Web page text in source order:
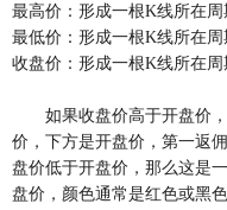
最高价：形成一根K线所在周
最低价：形成一根K线所在周
收盘价：形成一根K线所在周
如果收盘价高于开盘价，
价，下方是开盘价，第一返
盘价低于开盘价，那么这是
盘价，颜色通常是红色或黑